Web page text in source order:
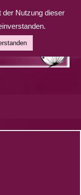
Nutzung dieser